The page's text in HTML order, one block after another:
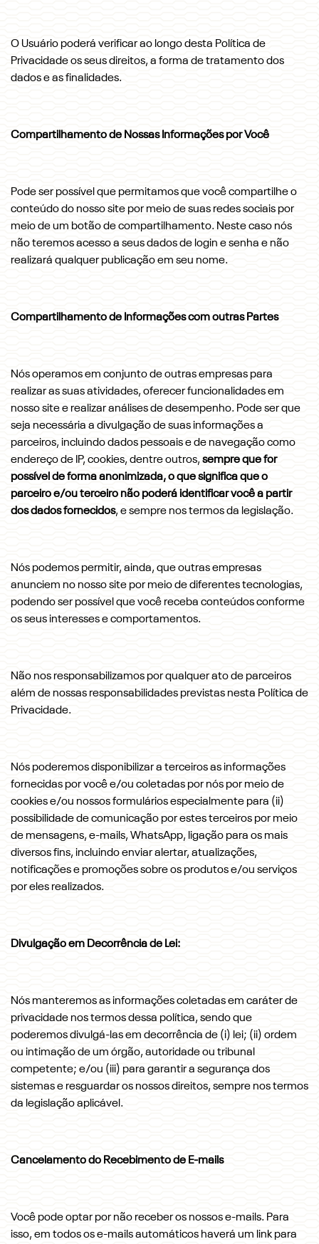
O Usuário poderá verificar ao longo desta Política de
Privacidade os seus direitos, a forma de tratamento dos
dados e as finalidades.
Compartilhamento de Nossas Informações por Você
Pode ser possível que permitamos que você compartilhe o
conteúdo do nosso site por meio de suas redes sociais por
meio de um botão de compartilhamento. Neste caso nós
não teremos acesso a seus dados de login e senha e não
realizará qualquer publicação em seu nome.
Compartilhamento de Informações com outras Partes
Nós operamos em conjunto de outras empresas para
realizar as suas atividades, oferecer funcionalidades em
nosso site e realizar análises de desempenho. Pode ser que
seja necessária a divulgação de suas informações a
parceiros, incluindo dados pessoais e de navegação como
endereço de IP, cookies, dentre outros, sempre que for
possível de forma anonimizada, o que significa que o
parceiro e/ou terceiro não poderá identificar você a partir
dos dados fornecidos, e sempre nos termos da legislação.
Nós podemos permitir, ainda, que outras empresas
anunciem no nosso site por meio de diferentes tecnologias,
podendo ser possível que você receba conteúdos conforme
os seus interesses e comportamentos.
Não nos responsabilizamos por qualquer ato de parceiros
além de nossas responsabilidades previstas nesta Política de
Privacidade.
Nós poderemos disponibilizar a terceiros as informações
fornecidas por você e/ou coletadas por nós por meio de
cookies e/ou nossos formulários especialmente para (ii)
possibilidade de comunicação por estes terceiros por meio
de mensagens, e-mails, WhatsApp, ligação para os mais
diversos fins, incluindo enviar alertar, atualizações,
notificações e promoções sobre os produtos e/ou serviços
por eles realizados.
Divulgação em Decorrência de Lei:
Nós manteremos as informações coletadas em caráter de
privacidade nos termos dessa política, sendo que
poderemos divulgá-las em decorrência de (i) lei; (ii) ordem
ou intimação de um órgão, autoridade ou tribunal
competente; e/ou (iii) para garantir a segurança dos
sistemas e resguardar os nossos direitos, sempre nos termos
da legislação aplicável.
Cancelamento do Recebimento de E-mails
Você pode optar por não receber os nossos e-mails. Para
isso, em todos os e-mails automáticos haverá um link para